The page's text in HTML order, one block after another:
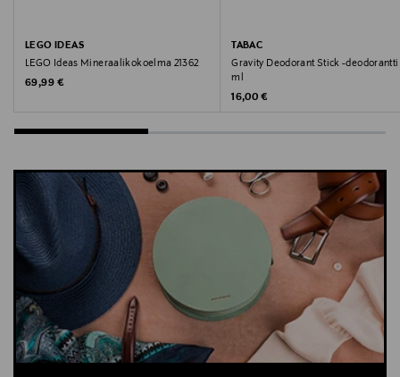
LEGO IDEAS
LEGO Ideas Mineraalikokoelma 21362
Original Price
69,99 €
TABAC
Gravity Deodorant Stick -deodorantti
ml
Original Price
16,00 €